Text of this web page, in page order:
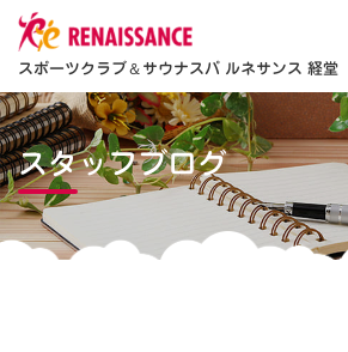
スポーツクラブ＆サウナスパ ルネサンス 経堂
スタッフブログ